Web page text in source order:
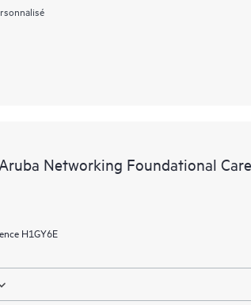
Networking Foundational
H1GY6E